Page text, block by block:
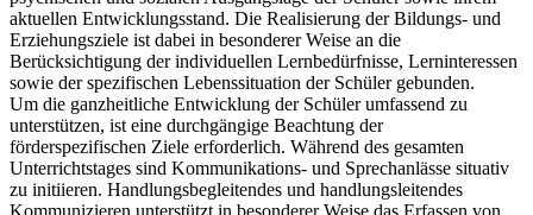
aktuellen Entwicklungsstand. Die Realisierung der Bildungs- und
Erziehungsziele ist dabei in besonderer Weise an die
Berücksichtigung der individuellen Lernbedürfnisse, Lerninteressen
sowie der spezifischen Lebenssituation der Schüler gebunden.
Um die ganzheitliche Entwicklung der Schüler umfassend zu
unterstützen, ist eine durchgängige Beachtung der
förderspezifischen Ziele erforderlich. Während des gesamten
Unterrichtstages sind Kommunikations- und Sprechanlässe situativ
zu initiieren. Handlungsbegleitendes und handlungsleitendes